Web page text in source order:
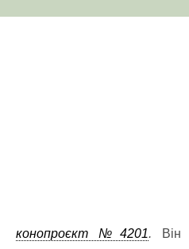
конопроєкт №4201. Він